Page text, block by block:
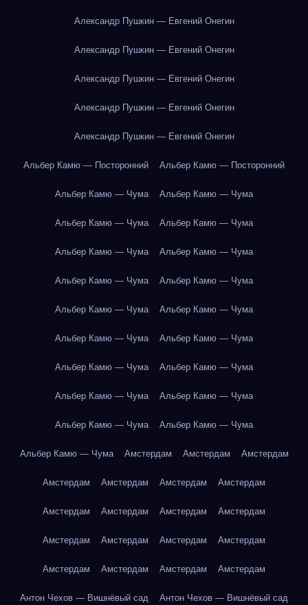
Александр Пушкин — Евгений Онегин
Александр Пушкин — Евгений Онегин
Александр Пушкин — Евгений Онегин
Александр Пушкин — Евгений Онегин
Александр Пушкин — Евгений Онегин
Альбер Камю — Посторонний Альбер Камю — Посторонний
Альбер Камю — Чума Альбер Камю — Чума
Альбер Камю — Чума Альбер Камю — Чума
Альбер Камю — Чума Альбер Камю — Чума
Альбер Камю — Чума Альбер Камю — Чума
Альбер Камю — Чума Альбер Камю — Чума
Альбер Камю — Чума Альбер Камю — Чума
Альбер Камю — Чума Альбер Камю — Чума
Альбер Камю — Чума Альбер Камю — Чума
Альбер Камю — Чума Альбер Камю — Чума
Альбер Камю — Чума Амстердам Амстердам Амстердам
Амстердам Амстердам Амстердам Амстердам
Амстердам Амстердам Амстердам Амстердам
Амстердам Амстердам Амстердам Амстердам
Амстердам Амстердам Амстердам Амстердам
Антон Чехов — Вишнёвый сад Антон Чехов — Вишнёвый сад